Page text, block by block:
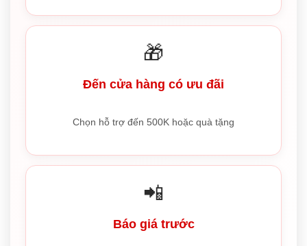
🎁
Đến cửa hàng có ưu đãi
Chọn hỗ trợ đến 500K hoặc quà tặng
📲
Báo giá trước